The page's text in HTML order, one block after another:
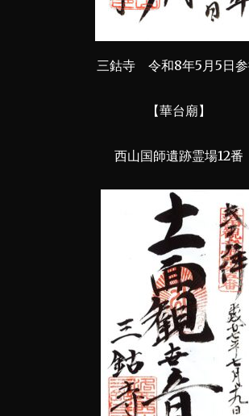
三鈷寺 令和8年5月5日
【華台廟】
西山国師遺跡霊場12番